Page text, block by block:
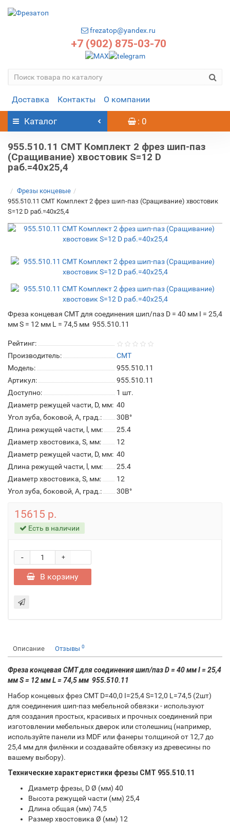
frezatop@yandex.ru
+7 (902) 875-03-70
Доставка Контакты О компании
Каталог : 0
955.510.11 CMT Комплект 2 фрез шип-паз
(Сращивание) хвостовик S=12 D
раб.=40x25,4
Фрезы концевые
955.510.11 CMT Комплект 2 фрез шип-паз (Сращивание) хвостовик
S=12 D раб.=40x25,4
Фреза концевая CMT для соединения шип/паз D = 40 мм I = 25,4
мм S = 12 мм L = 74,5 мм 955.510.11
Рейтинг:
Производитель:
CMT
Модель:
955.510.11
Артикул:
955.510.11
Доступно:
1 шт.
Диаметр режущей части, D, мм: 40
Угол зуба, боковой, A, град.:
30В°
Длина режущей части, l, мм:
25.4
Диаметр хвостовика, S, мм:
12
Диаметр режущей части, D, мм: 40
Длина режущей части, l, мм:
25.4
Диаметр хвостовика, S, мм:
12
Угол зуба, боковой, A, град.:
30В°
15615 р.
Есть в наличии
+
-
В корзину
Описание Отзывы 0
Фреза концевая CMT для соединения шип/паз D = 40 мм I = 25,4
мм S = 12 мм L = 74,5 мм 955.510.11
Набор концевых фрез CMT D=40,0 I=25,4 S=12,0 L=74,5 (2шт)
для соединения шип-паз мебельной обвязки - используют
для создания простых, красивых и прочных соединений при
изготовлении мебельных дверок или столешниц (например,
используйте панели из MDF или фанеры толщиной от 12,7 до
25,4 мм для филёнки и создавайте обвязку из древесины по
вашему выбору).
Технические характеристики фрезы СМТ 955.510.11
Диаметр фрезы, D Ø (мм) 40
Высота режущей части (мм) 25,4
Длина общая (мм) 74,5
Размер хвостовика Ø (мм) 12